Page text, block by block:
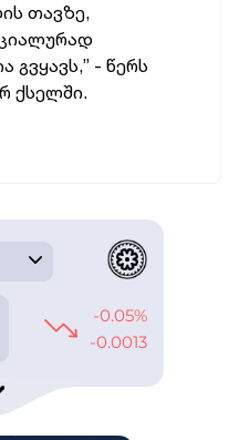
თავზე,
გვყავს,” - წერს
ქსელში.